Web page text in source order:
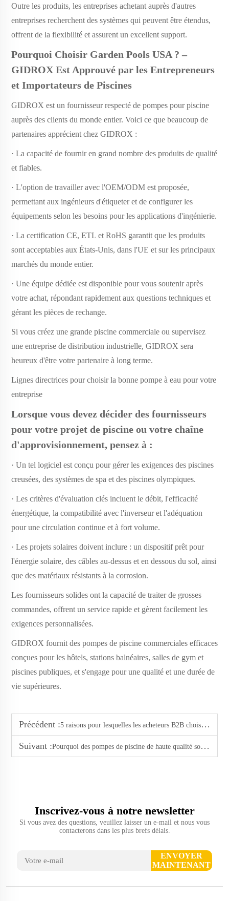
Outre les produits, les entreprises achetant auprès d'autres
entreprises recherchent des systèmes qui peuvent être étendus,
offrent de la flexibilité et assurent un excellent support.
Pourquoi Choisir Garden Pools USA ? –
GIDROX Est Approuvé par les Entrepreneurs
et Importateurs de Piscines
GIDROX est un fournisseur respecté de pompes pour piscine
auprès des clients du monde entier. Voici ce que beaucoup de
partenaires apprécient chez GIDROX :
· La capacité de fournir en grand nombre des produits de qualité
et fiables.
· L'option de travailler avec l'OEM/ODM est proposée,
permettant aux ingénieurs d'étiqueter et de configurer les
équipements selon les besoins pour les applications d'ingénierie.
· La certification CE, ETL et RoHS garantit que les produits
sont acceptables aux États-Unis, dans l'UE et sur les principaux
marchés du monde entier.
· Une équipe dédiée est disponible pour vous soutenir après
votre achat, répondant rapidement aux questions techniques et
gérant les pièces de rechange.
Si vous créez une grande piscine commerciale ou supervisez
une entreprise de distribution industrielle, GIDROX sera
heureux d'être votre partenaire à long terme.
Lignes directrices pour choisir la bonne pompe à eau pour votre
entreprise
Lorsque vous devez décider des fournisseurs
pour votre projet de piscine ou votre chaîne
d'approvisionnement, pensez à :
· Un tel logiciel est conçu pour gérer les exigences des piscines
creusées, des systèmes de spa et des piscines olympiques.
· Les critères d'évaluation clés incluent le débit, l'efficacité
énergétique, la compatibilité avec l'inverseur et l'adéquation
pour une circulation continue et à fort volume.
· Les projets solaires doivent inclure : un dispositif prêt pour
l'énergie solaire, des câbles au-dessus et en dessous du sol, ainsi
que des matériaux résistants à la corrosion.
Les fournisseurs solides ont la capacité de traiter de grosses
commandes, offrent un service rapide et gèrent facilement les
exigences personnalisées.
GIDROX fournit des pompes de piscine commerciales efficaces
conçues pour les hôtels, stations balnéaires, salles de gym et
piscines publiques, et s'engage pour une qualité et une durée de
vie supérieures.
Précédent :5 raisons pour lesquelles les acheteurs B2B choisissent notre entreprise comme fournisseur de pompes pour piscine
Suivant :Pourquoi des pompes de piscine de haute qualité sont essentielles pour les hôtels et villas de luxe
Inscrivez-vous à notre newsletter
Si vous avez des questions, veuillez laisser un e-mail et nous vous
contacterons dans les plus brefs délais.
ENVOYER
MAINTENANT